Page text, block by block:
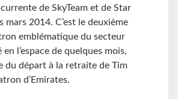
de SkyTeam et de Star
mars 2014. C’est le deuxième
emblématique du secteur
l’espace de quelques mois,
du départ à la retraite de Tim
d’Emirates.